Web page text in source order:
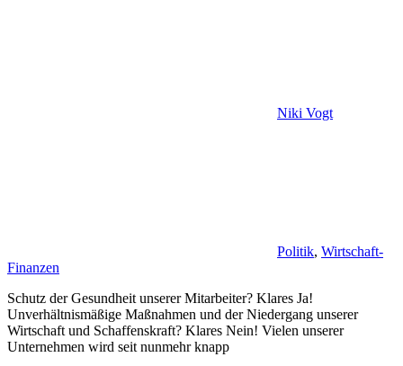
Niki Vogt
Politik, Wirtschaft-
Finanzen
Schutz der Gesundheit unserer Mitarbeiter? Klares Ja!
Unverhältnismäßige Maßnahmen und der Niedergang unserer
Wirtschaft und Schaffenskraft? Klares Nein! Vielen unserer
Unternehmen wird seit nunmehr knapp